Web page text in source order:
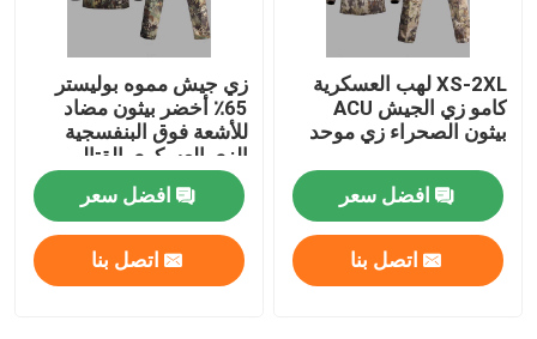
XS-2XL لهب العسكرية
كامو زي الجيش ACU
بيثون الصحراء زي موحد
افضل سعر
اتصل بنا
زي جيش مموه بوليستر
65٪ أخضر بيثون مضاد
للأشعة فوق البنفسجية
الزي العسكري القتالي
افضل سعر
اتصل بنا